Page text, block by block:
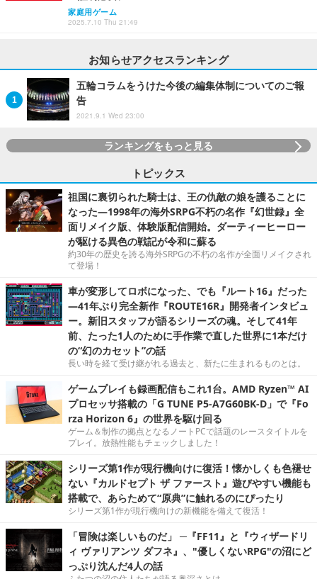
家庭用ゲーム
2025.7.10 Thu 21:49
お知らせアクセスランキング
五輪コラムをうけた今後の編集体制についてのご報
告
2021.9.1 Wed 23:00
ランキングをもっと見る
トピックス
祖国に裏切られた騎士は、王の仇敵の娘を護ることに
なった―1998年の海外SRPG不朽の名作『幻世録』全
面リメイク版、体験版配信開始。ダーティーヒーロー
が駆ける異色の戦記が令和に蘇る
約30年の歴史を誇る海外SRPGの不朽の名作が全面リメイクされ
て登場！
車が変形してロボになった、でも『ルート16』だった
―41年ぶり完全新作『ROUTE16R』開発者インタビュ
ー。新旧スタッフが語るシリーズの魂。そして41年
前、たった1人のために手作業で直した世界に1本だけ
の“幻のカセット”の話
長い時を経て受け継がれる過去と、新たに生まれるものとは。
ゲームプレイも録画配信もこれ1台。AMD Ryzen™ AI
プロセッサ搭載の「G TUNE P5-A7G60BK-D」で『Fo
rza Horizon 6』の世界を駆け回る
ゲーム＆制作の拠点となるノートPCで話題のレースタイトルを
プレイ。放熱性能もチェックしました！
シリーズ第1作が現行機向けに復活！懐かしくも色褪せ
ない『カルドセプト ザ ファースト』遊びやすい機能も
搭載で、あらためて“原典”に触れるのにぴったり
シリーズ第1作が現行機向けの新機能を備えて復活！
「冒険は楽しいものだ」 ─『FF11』と『ウィザードリ
ィ ヴァリアンツ ダフネ』、"優しくないRPG"の沼にど
っぷり沈んだ4人の話